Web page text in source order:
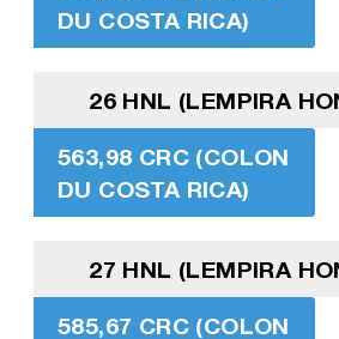
DU COSTA RICA)
26 HNL (LEMPIRA
563,98 CRC (COLON
DU COSTA RICA)
27 HNL (LEMPIRA
585,67 CRC (COLON